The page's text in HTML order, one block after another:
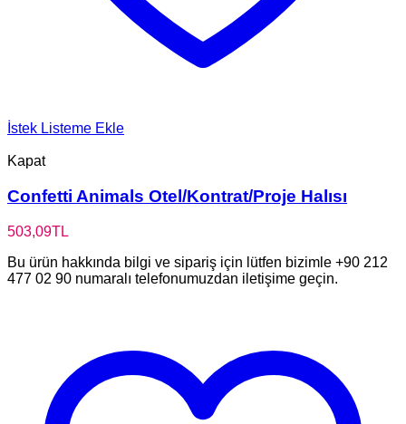
İstek Listeme Ekle
Kapat
Confetti Animals Otel/Kontrat/Proje Halısı
503,09TL
Bu ürün hakkında bilgi ve sipariş için lütfen bizimle +90 212
477 02 90 numaralı telefonumuzdan iletişime geçin.